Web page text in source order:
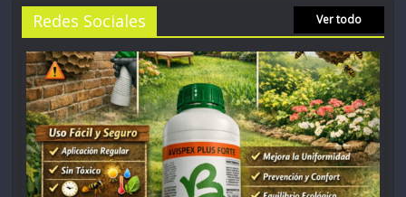
Redes Sociales Ver todo